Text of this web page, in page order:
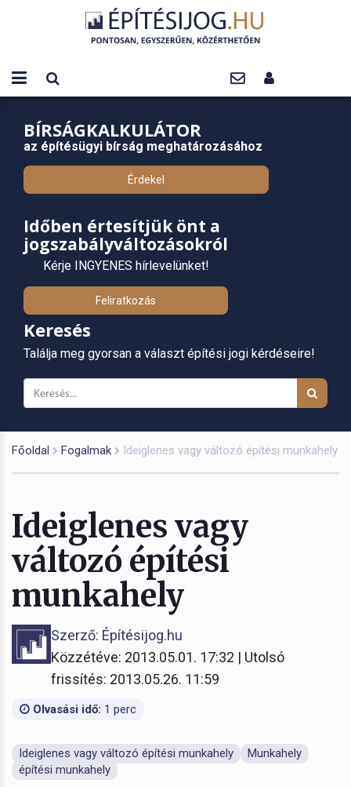
BÍRSÁGKALKULÁTOR
az építésügyi bírság meghatározásához
Érdekel
Időben értesítjük önt a
jogszabályváltozásokról
Kérje INGYENES hírlevelünket!
Feliratkozás
Keresés
Találja meg gyorsan a választ építési jogi kérdéseire!
Főoldal Fogalmak Ideiglenes vagy változó építési munkahely
Ideiglenes vagy
változó építési
munkahely
Szerző: Építésijog.hu
Közzétéve: 2013.05.01. 17:32 | Utolsó
frissítés: 2013.05.26. 11:59
Olvasási idő: 1 perc
Ideiglenes vagy változó építési munkahely
Munkahely
építési munkahely